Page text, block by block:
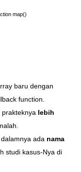
map()
baru dengan
function.
lebih
ada nama
studi kasus-Nya di